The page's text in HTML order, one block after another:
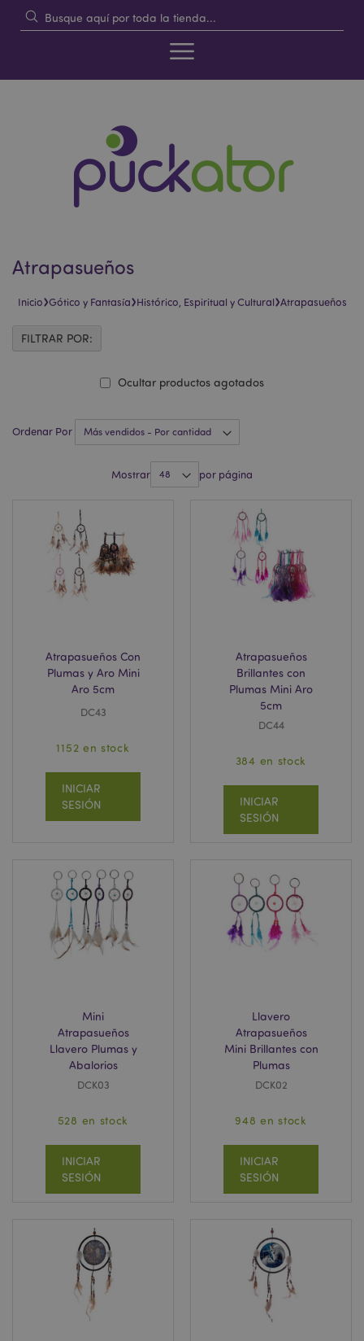
Atrapasueños
Inicio›Gótico y Fantasía›Histórico, Espiritual y Cultural›Atrapasueños
Ordenar Por
Mostrar por página
Atrapasueños Con
Plumas y Aro Mini
Aro 5cm
DC43
1152 en stock
INICIAR
SESIÓN
Atrapasueños
Brillantes con
Plumas Mini Aro
5cm
DC44
384 en stock
INICIAR
SESIÓN
Mini
Atrapasueños
Llavero Plumas y
Abalorios
DCK03
528 en stock
INICIAR
SESIÓN
Llavero
Atrapasueños
Mini Brillantes con
Plumas
DCK02
948 en stock
INICIAR
SESIÓN
Ocultar productos agotados
FILTRAR POR: